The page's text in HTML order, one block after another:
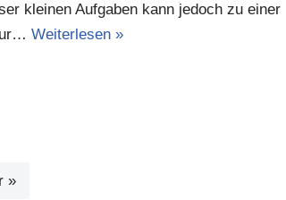
kleinen Aufgaben kann jedoch zu einer
Weiterlesen »
»